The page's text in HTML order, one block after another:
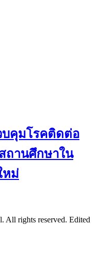
บคุมโรคติดต่อ
ถานศึกษาใน
หม่
All rights reserved. Edited